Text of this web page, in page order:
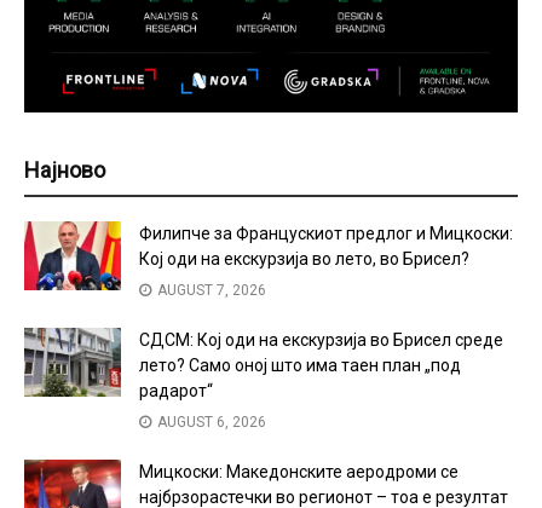
Најново
Филипче за Францускиот предлог и Мицкоски:
Кој оди на екскурзија во лето, во Брисел?
AUGUST 7, 2026
СДСМ: Кој оди на екскурзија во Брисел среде
лето? Само оној што има таен план „под
радарот“
AUGUST 6, 2026
Мицкоски: Македонските аеродроми се
најбрзорастечки во регионот – тоа е резултат